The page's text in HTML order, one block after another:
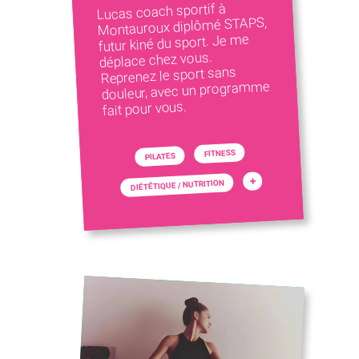
Lucas coach sportif à
Montauroux diplômé STAPS,
futur kiné du sport. Je me
déplace chez vous.
Reprenez le sport sans
douleur, avec un programme
fait pour vous.
PILATES FITNESS
DIÉTÉTIQUE / NUTRITION +